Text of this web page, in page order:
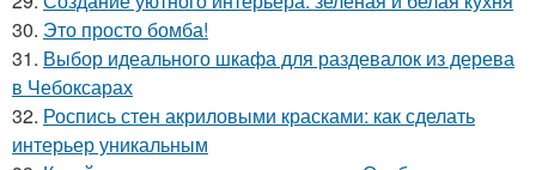
30. Это просто бомба!
31. Выбор идеального шкафа для раздевалок из дерева
в Чебоксарах
32. Роспись стен акриловыми красками: как сделать
интерьер уникальным